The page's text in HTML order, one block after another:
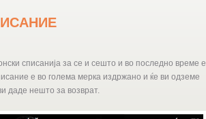
списанија за се и сешто и во последно време е
е во голема мерка издржано и ќе ви одземе
даде нешто за возврат.